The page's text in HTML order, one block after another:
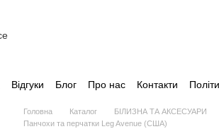
Відгуки Блог Про нас Контакти
Головна Каталог БІЛИЗНА ТА АКСЕСУАРИ
Панчохи та перчатки Leg Avenue (США)